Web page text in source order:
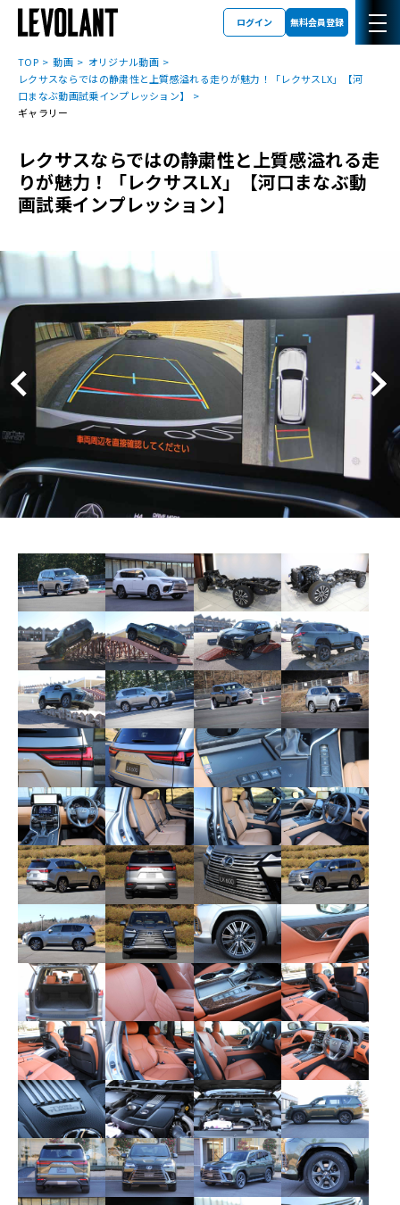
ログイン 無料会員登録
TOP 動画
オリジナル動画
レクサスならではの静粛性と上質感溢れる走りが魅力！「レクサスLX」【河
口まなぶ動画試乗インプレッション】
ギャラリー
レクサスならではの静粛性と上質感溢れる走
りが魅力！「レクサスLX」【河口まなぶ動
画試乗インプレッション】